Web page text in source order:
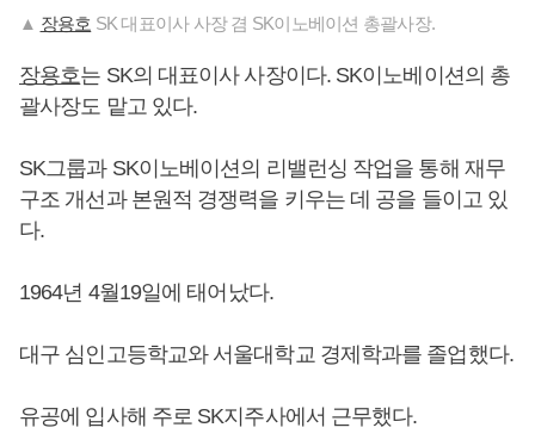
▲ 장용호 SK 대표이사 사장 겸 SK이노베이션 총괄사장.
장용호는 SK의 대표이사 사장이다. SK이노베이션의 총
괄사장도 맡고 있다.
SK그룹과 SK이노베이션의 리밸런싱 작업을 통해 재무
구조 개선과 본원적 경쟁력을 키우는 데 공을 들이고 있
다.
1964년 4월19일에 태어났다.
대구 심인고등학교와 서울대학교 경제학과를 졸업했다.
유공에 입사해 주로 SK지주사에서 근무했다.